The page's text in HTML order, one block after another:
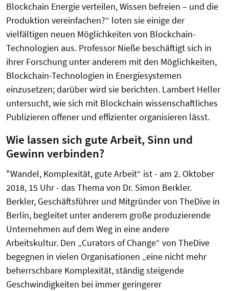
Blockchain Energie verteilen, Wissen befreien – und die
Produktion vereinfachen?“ loten sie einige der
vielfältigen neuen Möglichkeiten von Blockchain-
Technologien aus. Professor Nieße beschäftigt sich in
ihrer Forschung unter anderem mit den Möglichkeiten,
Blockchain-Technologien in Energiesystemen
einzusetzen; darüber wird sie berichten. Lambert Heller
untersucht, wie sich mit Blockchain wissenschaftliches
Publizieren offener und effizienter organisieren lässt.
Wie lassen sich gute Arbeit, Sinn und
Gewinn verbinden?
"Wandel, Komplexität, gute Arbeit“ ist - am 2. Oktober
2018, 15 Uhr - das Thema von Dr. Simon Berkler.
Berkler, Geschäftsführer und Mitgründer von TheDive in
Berlin, begleitet unter anderem große produzierende
Unternehmen auf dem Weg in eine andere
Arbeitskultur. Den „Curators of Change“ von TheDive
begegnen in vielen Organisationen „eine nicht mehr
beherrschbare Komplexität, ständig steigende
Geschwindigkeiten bei immer geringerer